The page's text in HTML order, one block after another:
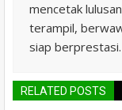
mencetak
terampil,
siap berprestasi.
RELATED POSTS